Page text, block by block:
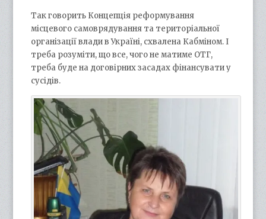
Так говорить Концепція реформування
місцевого самоврядування та територіальної
організації влади в Україні, схвалена Кабміном. І
треба розуміти, що все, чого не матиме ОТГ,
треба буде на договірних засадах фінансувати у
сусідів.